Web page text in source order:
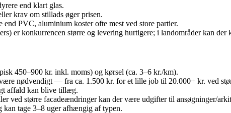
end klart glas.
krav om stillads øger prisen.
PVC, aluminium koster ofte mest ved store partier.
er konkurrencen større og levering hurtigere; i landområder kan der
450–900 kr. inkl. moms) og kørsel (ca. 3–6 kr./km).
nødvendigt — fra ca. 1.500 kr. for et lille job til 20.000+ kr. ved
affald kan blive tillæg.
ved større facadeændringer kan der være udgifter til ansøgninger/
kan tage 3–8 uger afhængig af typen.